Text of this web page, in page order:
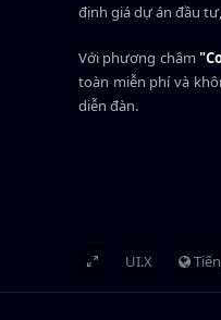
định giá dự án đầu
Với phương châm
toàn miễn phí và
diễn đàn.
UI.X